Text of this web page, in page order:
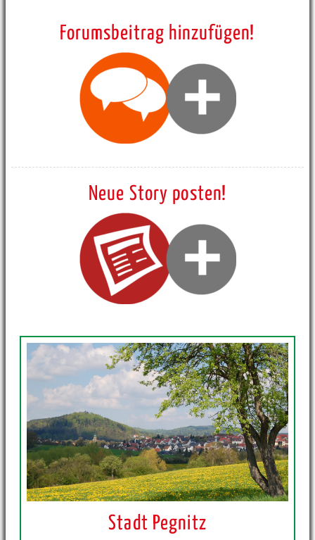
Forumsbeitrag hinzufügen!
Neue Story posten!
Stadt Pegnitz